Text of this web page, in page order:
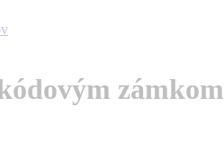
zámkom